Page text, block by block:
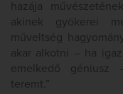
hazája
akinek gyökerei
műveltség
akar alkotni – ha
emelkedő géniusz
teremt.”